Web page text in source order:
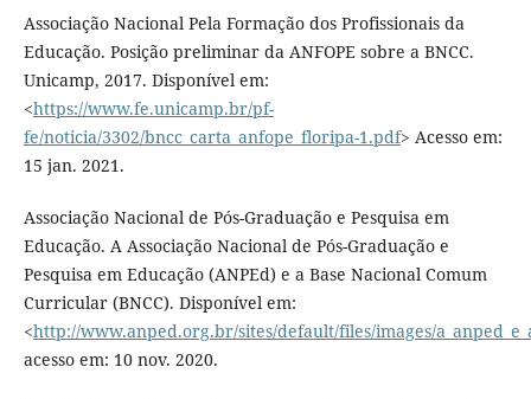
Associação Nacional Pela Formação dos Profissionais da
Educação. Posição preliminar da ANFOPE sobre a BNCC.
Unicamp, 2017. Disponível em:
<https://www.fe.unicamp.br/pf-
fe/noticia/3302/bncc_carta_anfope_floripa-1.pdf> Acesso em:
15 jan. 2021.
Associação Nacional de Pós-Graduação e Pesquisa em
Educação. A Associação Nacional de Pós-Graduação e
Pesquisa em Educação (ANPEd) e a Base Nacional Comum
Curricular (BNCC). Disponível em:
<http://www.anped.org.br/sites/default/files/images/
acesso em: 10 nov. 2020.